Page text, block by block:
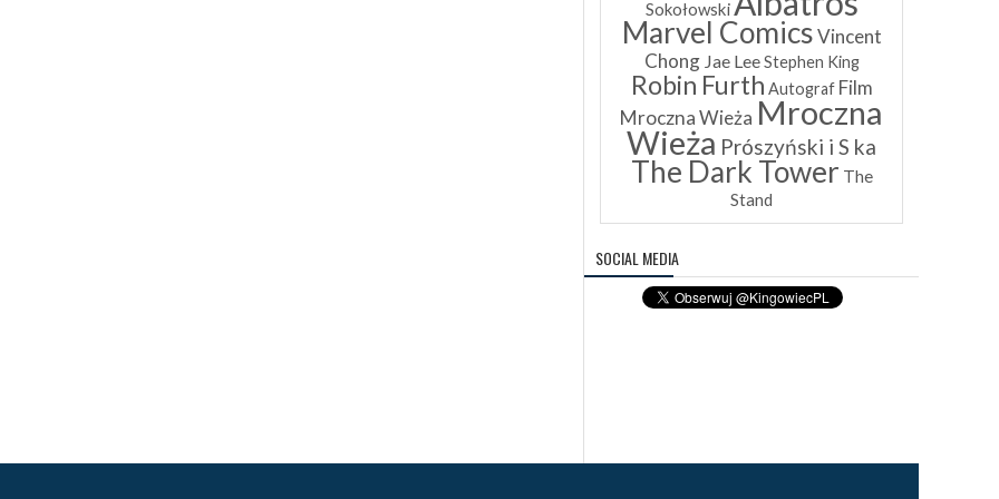
Sokołowski
Marvel ComicsVincent
Chong Jae Lee Stephen King
Robin Furth Autograf Film
Mroczna Wieża Mroczna
Wieża Prószyński i S ka
The Dark Tower The
Stand
SOCIAL MEDIA